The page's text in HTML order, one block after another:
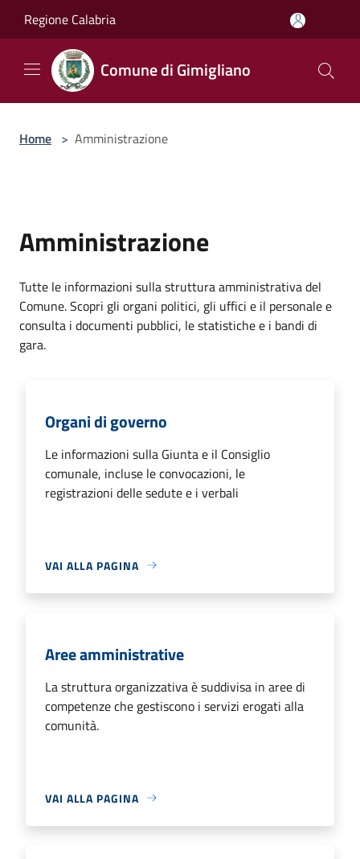
Regione Calabria
Comune di Gimigliano
Home > Amministrazione
Amministrazione
Tutte le informazioni sulla struttura amministrativa del
Comune. Scopri gli organi politici, gli uffici e il personale e
consulta i documenti pubblici, le statistiche e i bandi di
gara.
Organi di governo
Le informazioni sulla Giunta e il Consiglio
comunale, incluse le convocazioni, le
registrazioni delle sedute e i verbali
VAI ALLA PAGINA
Aree amministrative
La struttura organizzativa è suddivisa in aree di
competenze che gestiscono i servizi erogati alla
comunità.
VAI ALLA PAGINA